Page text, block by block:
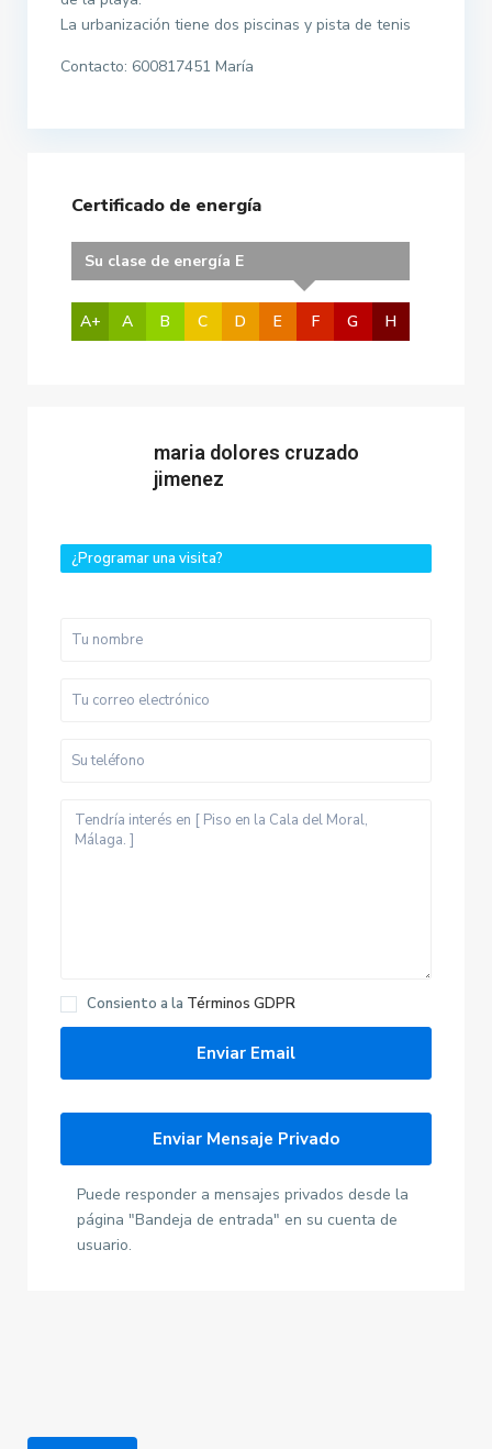
La urbanización tiene dos piscinas y pista de tenis
Contacto: 600817451 María
Certificado de energía
A+ A B C D
Su clase de energía E
E F G H
maria dolores cruzado
jimenez
¿Programar una visita?
Consiento a la Términos GDPR
Puede responder a mensajes privados desde la
página "Bandeja de entrada" en su cuenta de
usuario.